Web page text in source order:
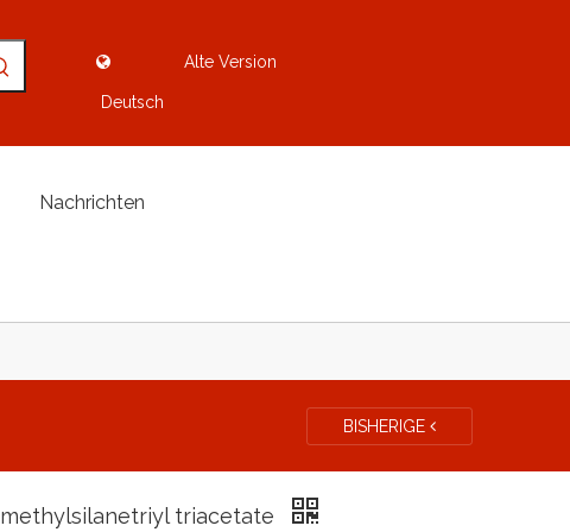
Deutsch
Alte Version
Nachrichten
BISHERIGE
methylsilanetriyl triacetate